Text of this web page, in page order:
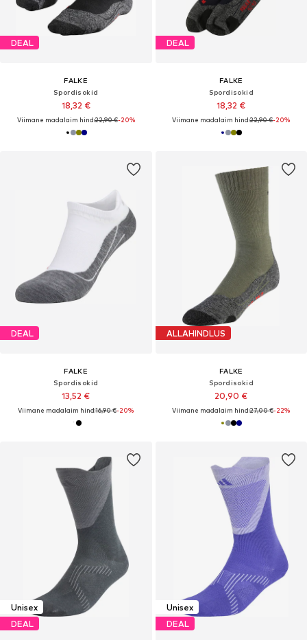
DEAL
FALKE
Spordisokid
18,32 €
Viimane madalaim hind:22,90 €-20%
DEAL
FALKE
Spordisokid
18,32 €
Viimane madalaim hind:22,90 €-20%
DEAL
FALKE
Spordisokid
13,52 €
Viimane madalaim hind:16,90 €-20%
ALLAHINDLUS
FALKE
Spordisokid
20,90 €
Viimane madalaim hind:27,00 €-22%
Unisex
DEAL
Unisex
DEAL